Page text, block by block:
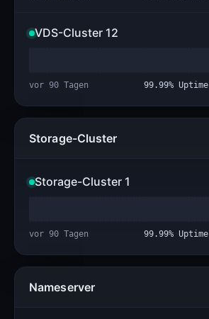
VDS-Cluster 12
vor 90 Tagen 99.99% Uptime
Storage-Cluster
Storage-Cluster 1
vor 90 Tagen 99.99% Uptime
Nameserver